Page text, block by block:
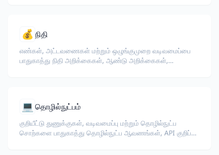
💰 நிதி
எண்கள், அட்டவணைகள் மற்றும் ஒழுங்குமுறை வடிவமைப்பை
பாதுகாத்து நிதி அறிக்கைகள், ஆண்டு அறிக்கைகள்,
💻 தொழில்நுட்பம்
குறியீட்டு துணுக்குகள், வடிவமைப்பு மற்றும் தொழில்நுட்ப
சொற்களை பாதுகாத்து தொழில்நுட்ப ஆவணங்கள், API குறிப்பு,